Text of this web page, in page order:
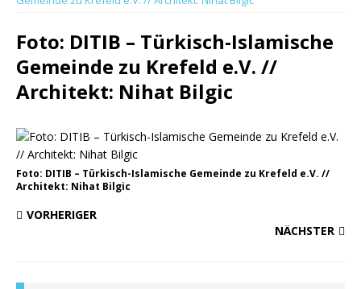
Foto: DITIB – Türkisch-Islamische
Gemeinde zu Krefeld e.V. //
Architekt: Nihat Bilgic
Foto: DITIB – Türkisch-Islamische Gemeinde zu Krefeld e.V. //
Architekt: Nihat Bilgic
VORHERIGER
NÄCHSTER